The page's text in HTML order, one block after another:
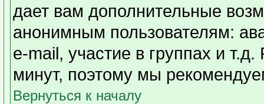
дает вам дополнительные
анонимным пользователям:
e-mail, участие в группах и
минут, поэтому мы
Вернуться к началу